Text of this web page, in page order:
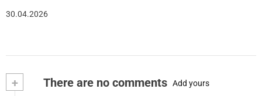
30.04.2026
+ There are no comments Add yours